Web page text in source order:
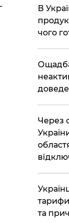
-
В
чого
Через
тарифи
та